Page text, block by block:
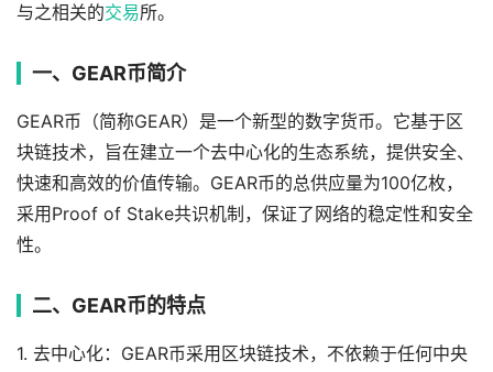
与之相关的交易所。
一、GEAR币简介
GEAR币（简称GEAR）是一个新型的数字货币。它基于区
块链技术，旨在建立一个去中心化的生态系统，提供安全、
快速和高效的价值传输。GEAR币的总供应量为100亿枚，
采用Proof of Stake共识机制，保证了网络的稳定性和安全
性。
二、GEAR币的特点
1. 去中心化：GEAR币采用区块链技术，不依赖于任何中央